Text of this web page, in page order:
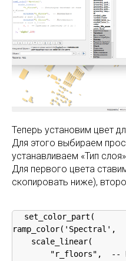
Теперь установим цвет
Для этого выбираем
устанавливаем «Тип
Для первого цвета
скопировать ниже),
set_color_part(
ramp_color('Spectral',
    scale_linear(
"r_floors",  --